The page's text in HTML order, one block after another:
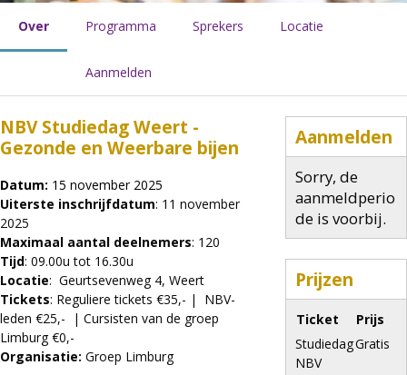
Over Programma Sprekers Locatie
Aanmelden
NBV Studiedag Weert -
Gezonde en Weerbare bijen
Datum: 15 november 2025
Uiterste inschrijfdatum: 11 november
2025
Maximaal aantal deelnemers: 120
Tijd: 09.00u tot 16.30u
Locatie: Geurtsevenweg 4, Weert
Tickets: Reguliere tickets €35,- | NBV-
leden €25,- | Cursisten van de groep
Limburg €0,-
Organisatie: Groep Limburg
Aanmelden
Sorry, de
aanmeldperio
de is voorbij.
Prijzen
Ticket
Prijs
Studiedag
NBV
Gratis